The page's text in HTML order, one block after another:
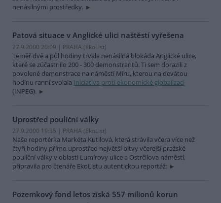
nenásilnými prostředky.
Patová situace v Anglické ulici naštěstí vyřešena
27.9.2000 20:09 | PRAHA (EkoList)
Téměř dvě a půl hodiny trvala nenásilná blokáda Anglické ulice,
které se zúčastnilo 200 - 300 demonstrantů. Ti sem dorazili z
povolené demonstrace na náměstí Míru, kterou na devátou
hodinu ranní svolala Iniciativa proti ekonomické globalizaci
(INPEG).
Uprostřed pouliční války
27.9.2000 19:35 | PRAHA (EkoList)
Naše reportérka Markéta Kutilová, která strávila včera více než
čtyři hodiny přímo uprostřed největší bitvy včerejší pražské
pouliční války v oblasti Lumírovy ulice a Ostrčilova náměstí,
připravila pro čtenáře EkoListu autentickou reportáž:
Pozemkový fond letos získá 557 milionů korun